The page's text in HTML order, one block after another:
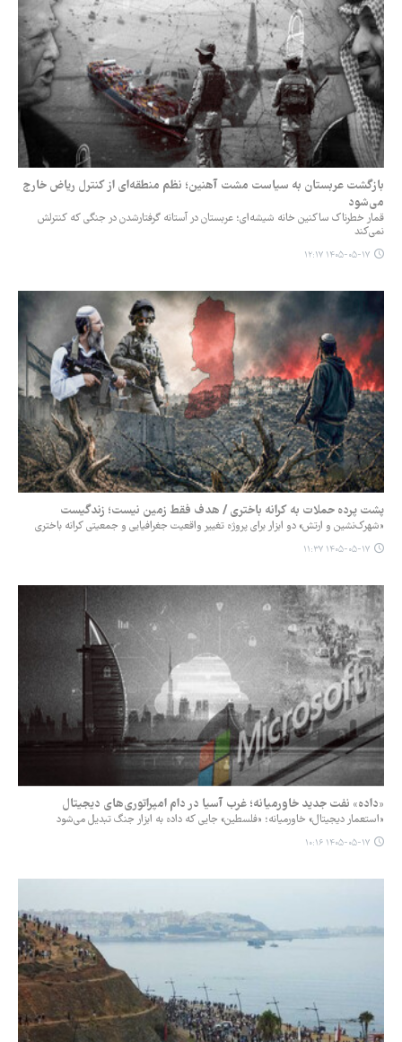
بازگشت عربستان به سیاست مشت آهنین؛ نظم منطقه‌ای از کنترل ریاض خارج
می‌شود
قمار خطرناک ساکنین خانه شیشه‌ای؛ عربستان در آستانه گرفتارشدن در جنگی که کنترلش
نمی‌کند
۱۴۰۵-۰۵-۱۷ ۱۲:۱۷
پشت پرده حملات به کرانه باختری / هدف فقط زمین نیست؛ زندگیست
«شهرک‌نشین و ارتش» دو ابزار برای پروژه تغییر واقعیت جغرافیایی و جمعیتی کرانه باختری
۱۴۰۵-۰۵-۱۷ ۱۱:۳۷
«داده» نفت جدید خاورمیانه؛ غرب آسیا در دام امپراتوری‌های دیجیتال
«استعمار دیجیتال» خاورمیانه؛ «فلسطین» جایی که داده به ابزار جنگ تبدیل می‌شود
۱۴۰۵-۰۵-۱۷ ۱۰:۱۶